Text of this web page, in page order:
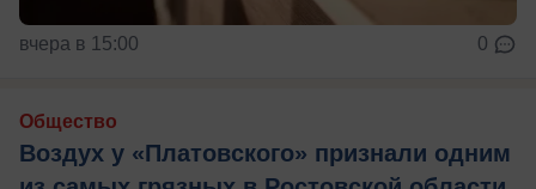
вчера в 15:00 0
Общество
Воздух у «Платовского» признали одним